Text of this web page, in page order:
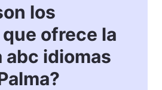
los
ofrece la
abc idiomas